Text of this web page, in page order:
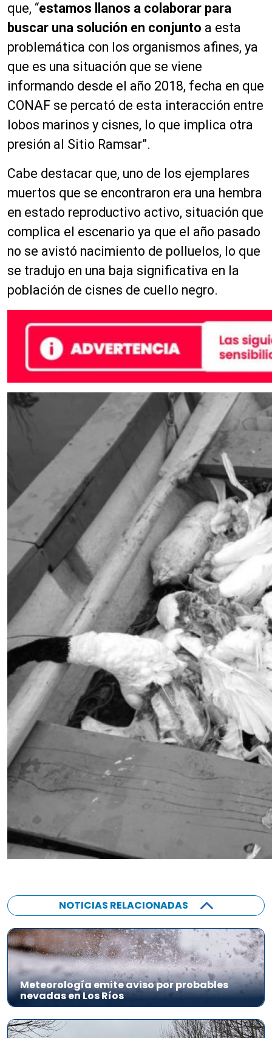
que, “estamos llanos a colaborar para
buscar una solución en conjunto a esta
problemática con los organismos afines, ya
que es una situación que se viene
informando desde el año 2018, fecha en que
CONAF se percató de esta interacción entre
lobos marinos y cisnes, lo que implica otra
presión al Sitio Ramsar”.
Cabe destacar que, uno de los ejemplares
muertos que se encontraron era una hembra
en estado reproductivo activo, situación que
complica el escenario ya que el año pasado
no se avistó nacimiento de polluelos, lo que
se tradujo en una baja significativa en la
población de cisnes de cuello negro.
NOTICIAS RELACIONADAS
Meteorología emite aviso por probables
nevadas en Los Ríos